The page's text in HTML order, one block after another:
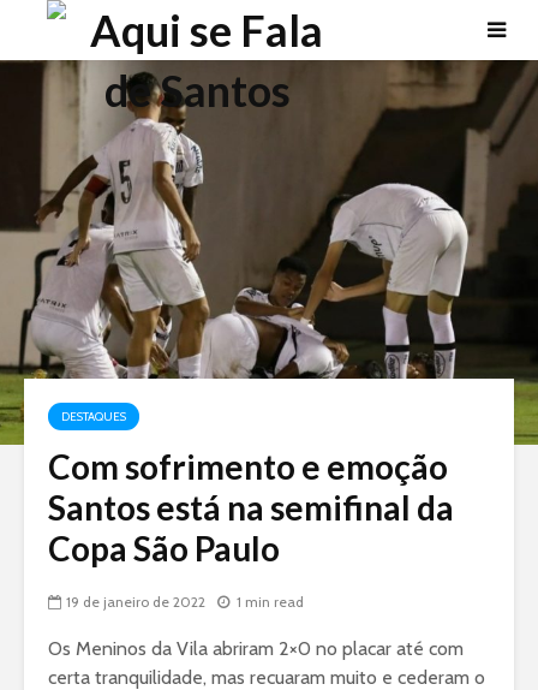
DESTAQUES
Com sofrimento e emoção
Santos está na semifinal da
Copa São Paulo
19 de janeiro de 2022 1 min read
Os Meninos da Vila abriram 2×0 no placar até com
certa tranquilidade, mas recuaram muito e cederam o